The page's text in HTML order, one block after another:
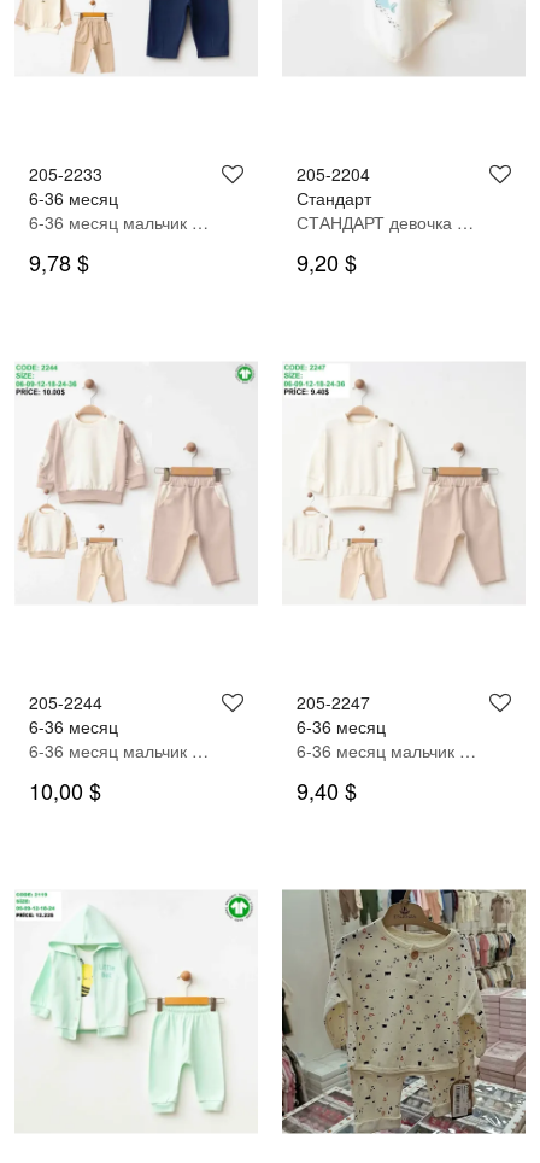
205-2233
6-36 месяц
6-36 месяц мальчик Спортивный костюм
9,78 $
205-2204
Стандарт
СТАНДАРТ девочка одеяло
9,20 $
205-2244
6-36 месяц
6-36 месяц мальчик Спортивный костюм
10,00 $
205-2247
6-36 месяц
6-36 месяц мальчик Спортивный костюм
9,40 $